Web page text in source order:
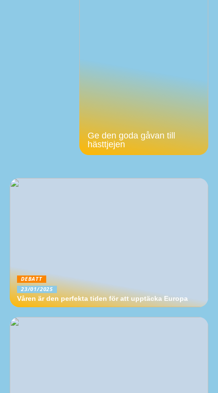
Ge den goda gåvan till
hästtjejen
DEBATT
23/01/2025
Våren är den perfekta tiden för att upptäcka Europa